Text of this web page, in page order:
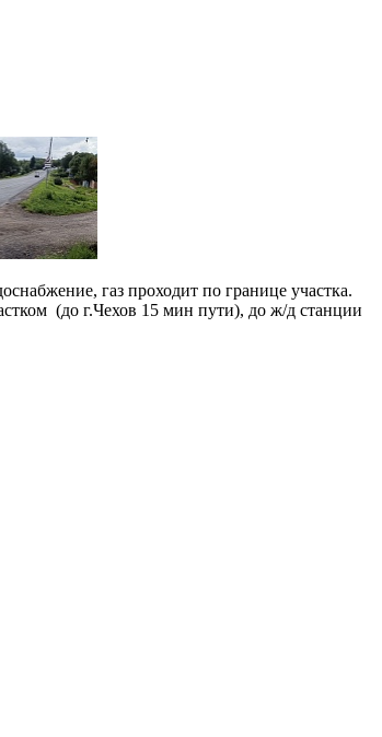
газ проходит по границе участка.
(до г.Чехов 15 мин пути), до ж/д станции